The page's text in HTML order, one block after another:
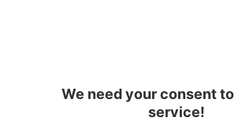
We need your consent to
service!